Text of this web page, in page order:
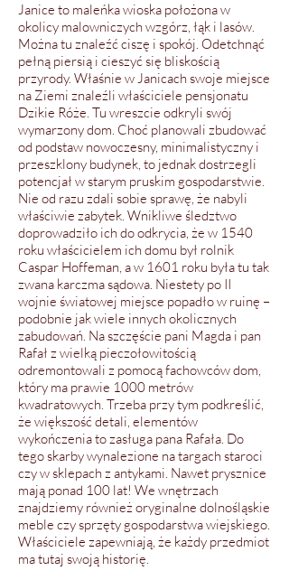
Janice to maleńka wioska położona w
okolicy malowniczych wzgórz, łąk i lasów.
Można tu znaleźć ciszę i spokój. Odetchnąć
pełną piersią i cieszyć się bliskością
przyrody. Właśnie w Janicach swoje miejsce
na Ziemi znaleźli właściciele pensjonatu
Dzikie Róże. Tu wreszcie odkryli swój
wymarzony dom. Choć planowali zbudować
od podstaw nowoczesny, minimalistyczny i
przeszklony budynek, to jednak dostrzegli
potencjał w starym pruskim gospodarstwie.
Nie od razu zdali sobie sprawę, że nabyli
właściwie zabytek. Wnikliwe śledztwo
doprowadziło ich do odkrycia, że w 1540
roku właścicielem ich domu był rolnik
Caspar Hoffeman, a w 1601 roku była tu tak
zwana karczma sądowa. Niestety po II
wojnie światowej miejsce popadło w ruinę –
podobnie jak wiele innych okolicznych
zabudowań. Na szczęście pani Magda i pan
Rafał z wielką pieczołowitością
odremontowali z pomocą fachowców dom,
który ma prawie 1000 metrów
kwadratowych. Trzeba przy tym podkreślić,
że większość detali, elementów
wykończenia to zasługa pana Rafała. Do
tego skarby wynalezione na targach staroci
czy w sklepach z antykami. Nawet prysznice
mają ponad 100 lat! We wnętrzach
znajdziemy również oryginalne dolnośląskie
meble czy sprzęty gospodarstwa wiejskiego.
Właściciele zapewniają, że każdy przedmiot
ma tutaj swoją historię.